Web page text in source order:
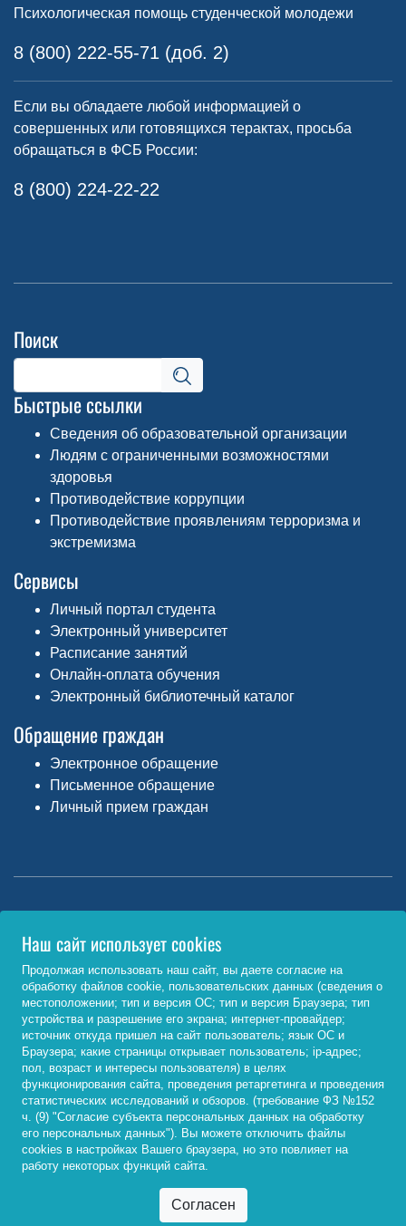
Психологическая помощь студенческой молодежи
8 (800) 222-55-71 (доб. 2)
Если вы обладаете любой информацией о
совершенных или готовящихся терактах, просьба
обращаться в ФСБ России:
8 (800) 224-22-22
Поиск
Быстрые ссылки
Сведения об образовательной организации
Людям с ограниченными возможностями
здоровья
Противодействие коррупции
Противодействие проявлениям терроризма и
экстремизма
Сервисы
Личный портал студента
Электронный университет
Расписание занятий
Онлайн-оплата обучения
Электронный библиотечный каталог
Обращение граждан
Электронное обращение
Письменное обращение
Личный прием граждан
Министерство науки и высшего образования РФ
http://www.minobrnauki.gov.ru/
Министерство просвещения РФ
https://edu.gov.ru/
Федеральный портал «Российское образование»
http://www.edu.ru/
© 2026, ФГБОУ ВО «Байкальский государственный
университет»
Наш сайт использует cookies
Продолжая использовать наш сайт, вы даете согласие на
обработку файлов cookie, пользовательских данных (сведения о
местоположении; тип и версия ОС; тип и версия Браузера; тип
устройства и разрешение его экрана; интернет-провайдер;
источник откуда пришел на сайт пользователь; язык ОС и
Браузера; какие страницы открывает пользователь; ip-адрес;
пол, возраст и интересы пользователя) в целях
функционирования сайта, проведения ретаргетинга и проведения
статистических исследований и обзоров. (требование ФЗ №152
ч. (9) "Согласие субъекта персональных данных на обработку
его персональных данных"). Вы можете отключить файлы
cookies в настройках Вашего браузера, но это повлияет на
работу некоторых функций сайта.